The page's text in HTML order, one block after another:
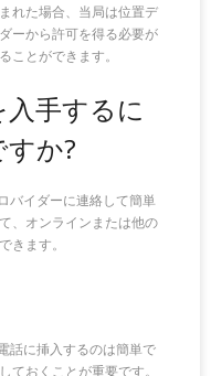
れた場合、当局は位置デ
ーから許可を得る必要が
ことができます。
手するに
か?
バイダーに連絡して簡単
、オンラインまたは他の
きます。
話に挿入するのは簡単で
ておくことが重要です。